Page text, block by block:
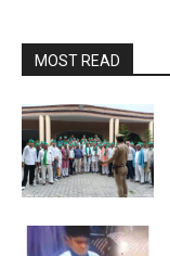
MOST READ